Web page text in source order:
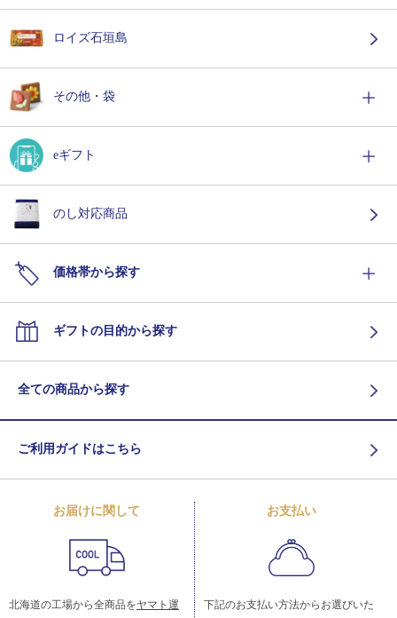
ロイズ石垣島
その他・袋
eギフト
のし対応商品
価格帯から探す
ギフトの目的から探す
全ての商品から探す
ご利用ガイドはこちら
お届けに関して
北海道の工場から全商品をヤマト運
お支払い
下記のお支払い方法からお選びいた